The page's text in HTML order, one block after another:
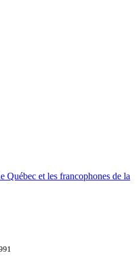
Québec et les francophones de la